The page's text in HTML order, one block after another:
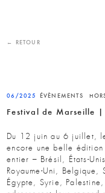
← RETOUR
06/2025 ÉVÈNEMENTS
Festival de Marseille |
Du 12 juin au 6 juillet,
encore une belle édition
entier – Brésil, États-
Royaume-Uni,
Égypte, Syrie,